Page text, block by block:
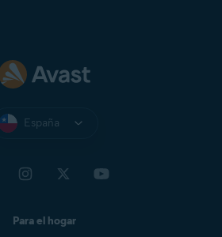
España
Para el hogar